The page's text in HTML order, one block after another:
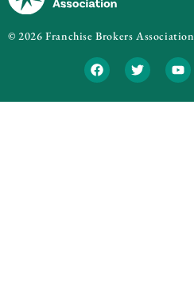
© 2026 Franchise Brokers Association